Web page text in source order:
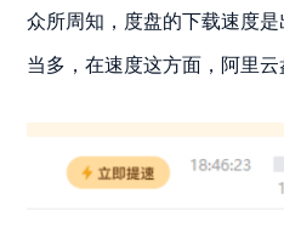
众所周知，度盘的下载速度
当多，在速度这方面，阿里云